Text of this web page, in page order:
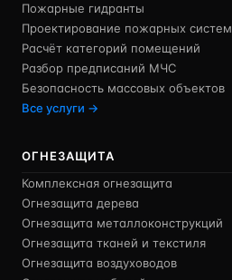
Пожарные гидранты
Проектирование пожарных систем
Расчёт категорий помещений
Разбор предписаний МЧС
Безопасность массовых объектов
Все услуги →
ОГНЕЗАЩИТА
Комплексная огнезащита
Огнезащита дерева
Огнезащита металлоконструкций
Огнезащита тканей и текстиля
Огнезащита воздуховодов